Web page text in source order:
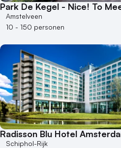
Park De Kegel - Nice! To
Amstelveen
10 - 150 personen
Radisson Blu Hotel
Schiphol-Rijk